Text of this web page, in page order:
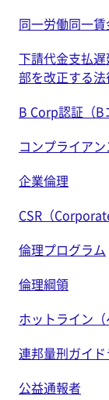
同一労働同一
下請代金支払
部を改正する
B Corp認証（B
コンプライア
企業倫理
CSR（
倫理プログラム
倫理綱領
ホットライン（
連邦量刑ガイ
公益通報者